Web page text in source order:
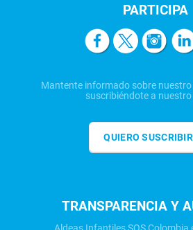
PARTICIPA
Mantente informado sobre
suscribiéndote a
QUIERO
TRANSPARENCIA Y